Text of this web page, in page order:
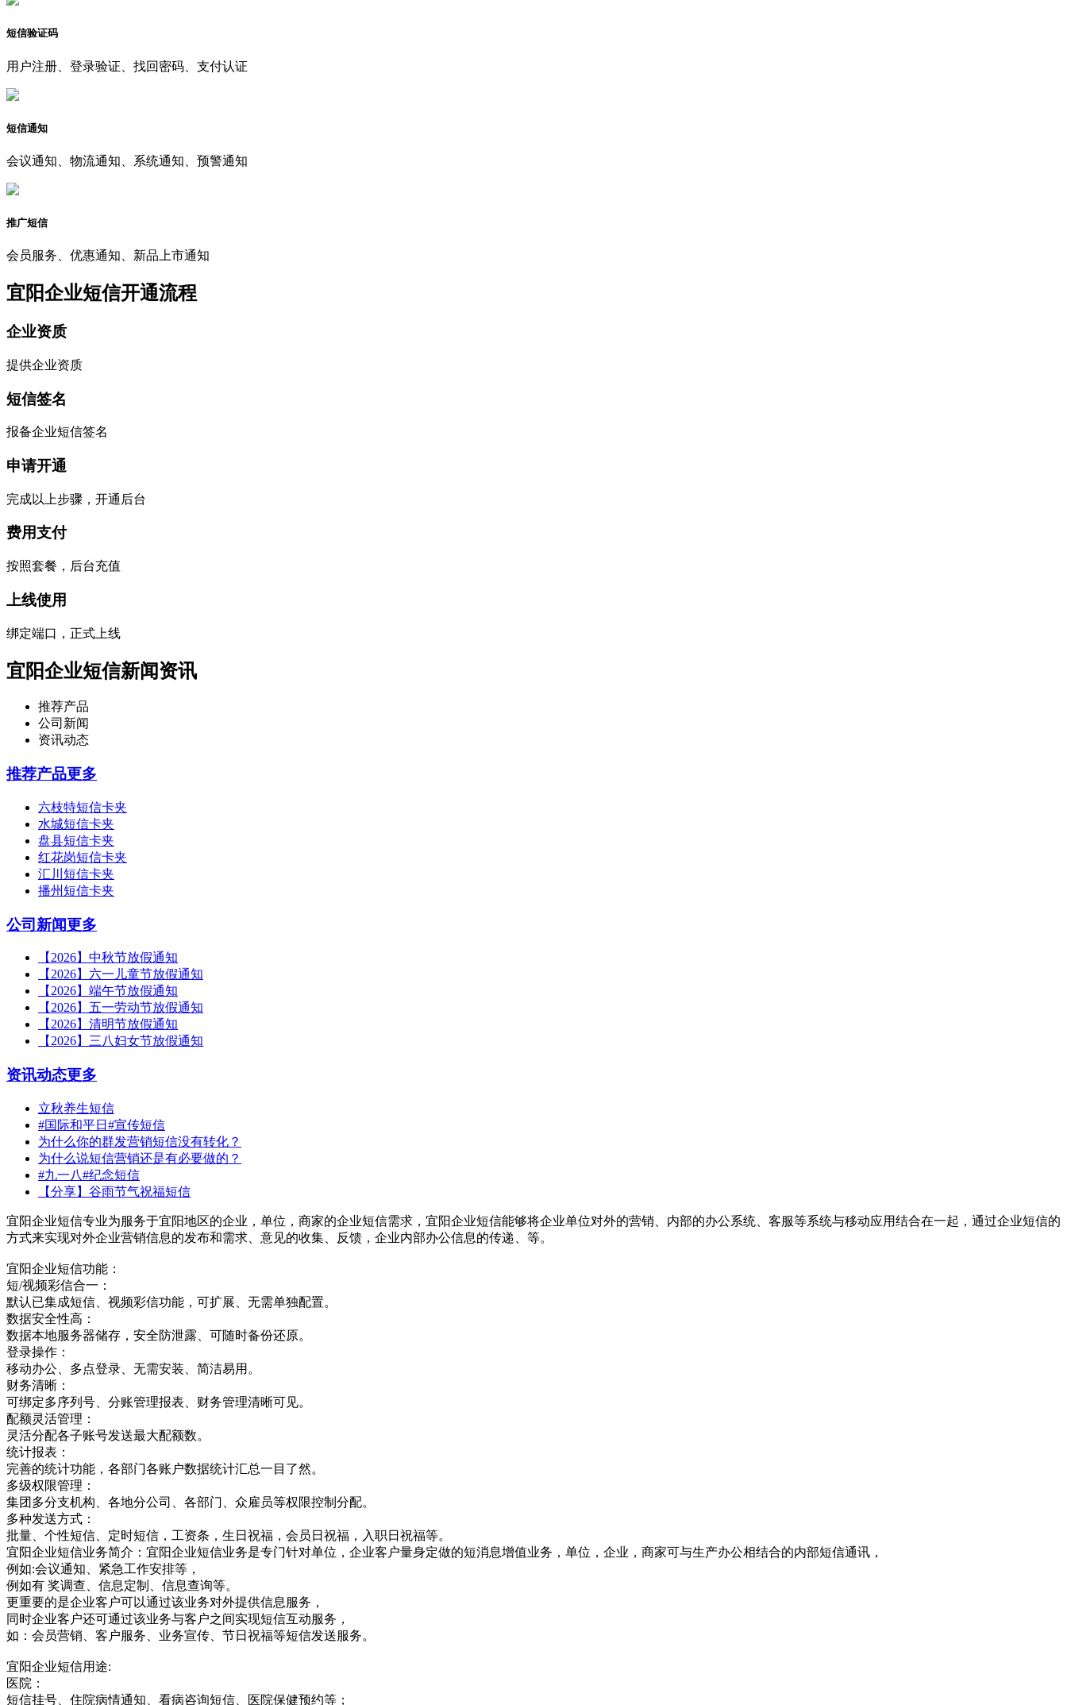
短信验证码
用户注册、登录验证、找回密码、支付认证
短信通知
会议通知、物流通知、系统通知、预警通知
推广短信
会员服务、优惠通知、新品上市通知
宜阳企业短信开通流程
企业资质
提供企业资质
短信签名
报备企业短信签名
申请开通
完成以上步骤，开通后台
费用支付
按照套餐，后台充值
上线使用
绑定端口，正式上线
宜阳企业短信新闻资讯
推荐产品
公司新闻
资讯动态
推荐产品更多
六枝特短信卡夹
水城短信卡夹
盘县短信卡夹
红花岗短信卡夹
汇川短信卡夹
播州短信卡夹
公司新闻更多
【2026】中秋节放假通知
【2026】六一儿童节放假通知
【2026】端午节放假通知
【2026】五一劳动节放假通知
【2026】清明节放假通知
【2026】三八妇女节放假通知
资讯动态更多
立秋养生短信
#国际和平日#宣传短信
为什么你的群发营销短信没有转化？
为什么说短信营销还是有必要做的？
#九一八#纪念短信
【分享】谷雨节气祝福短信
宜阳企业短信专业为服务于宜阳地区的企业，单位，商家的企业短信需求，宜阳企业短信能够将企业单位对外的营销、内部的办公系统、客服等系统与移动应用结合在一起，通过企业短信的
方式来实现对外企业营销信息的发布和需求、意见的收集、反馈，企业内部办公信息的传递、等。
宜阳企业短信功能：
短/视频彩信合一：
默认已集成短信、视频彩信功能，可扩展、无需单独配置。
数据安全性高：
数据本地服务器储存，安全防泄露、可随时备份还原。
登录操作：
移动办公、多点登录、无需安装、简洁易用。
财务清晰：
可绑定多序列号、分账管理报表、财务管理清晰可见。
配额灵活管理：
灵活分配各子账号发送最大配额数。
统计报表：
完善的统计功能，各部门各账户数据统计汇总一目了然。
多级权限管理：
集团多分支机构、各地分公司、各部门、众雇员等权限控制分配。
多种发送方式：
批量、个性短信、定时短信，工资条，生日祝福，会员日祝福，入职日祝福等。
宜阳企业短信业务简介：宜阳企业短信业务是专门针对单位，企业客户量身定做的短消息增值业务，单位，企业，商家可与生产办公相结合的内部短信通讯，
例如:会议通知、紧急工作安排等，
例如有 奖调查、信息定制、信息查询等。
更重要的是企业客户可以通过该业务对外提供信息服务，
同时企业客户还可通过该业务与客户之间实现短信互动服务，
如：会员营销、客户服务、业务宣传、节日祝福等短信发送服务。
宜阳企业短信用途:
医院：
短信挂号、住院病情通知、看病咨询短信、医院保健预约等；